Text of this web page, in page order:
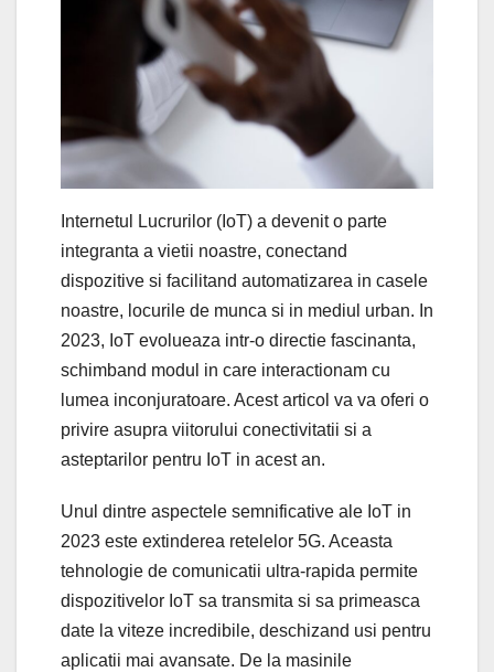
Internetul Lucrurilor (IoT) a devenit o parte
integranta a vietii noastre, conectand
dispozitive si facilitand automatizarea in casele
noastre, locurile de munca si in mediul urban. In
2023, IoT evolueaza intr-o directie fascinanta,
schimband modul in care interactionam cu
lumea inconjuratoare. Acest articol va va oferi o
privire asupra viitorului conectivitatii si a
asteptarilor pentru IoT in acest an.
Unul dintre aspectele semnificative ale IoT in
2023 este extinderea retelelor 5G. Aceasta
tehnologie de comunicatii ultra-rapida permite
dispozitivelor IoT sa transmita si sa primeasca
date la viteze incredibile, deschizand usi pentru
aplicatii mai avansate. De la masinile